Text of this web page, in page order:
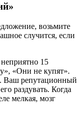
возьмите
случится, если
15
«Они не купят».
Ваш репутационный
раздувать. Когда
мелкая, мозг